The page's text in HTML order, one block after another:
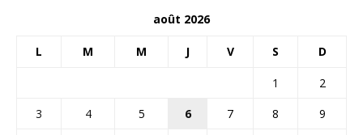
août 2026
L M M J V S D
1
2
3
4 5 6 7 8
9